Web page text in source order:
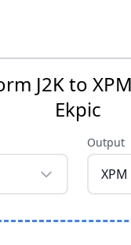
J2K to
Ekpic
Output
XPM